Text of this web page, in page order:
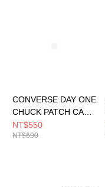
CONVERSE DAY ONE
CHUCK PATCH CAP
BLACK 男女 休閒帽
UA5805-023
NT$550
NT$690